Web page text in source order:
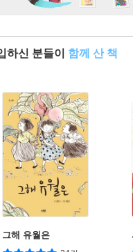
하신 분들이 함께 산 책
그해 유월은